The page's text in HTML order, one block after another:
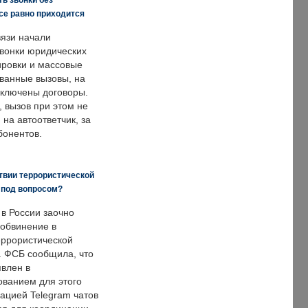
равно приходится
начали
юридических
и массовые
вызовы, на
договоры.
вызов при этом не
автоответчик, за
террористической
вопросом?
России заочно
в
ФСБ сообщила, что
в
для этого
Telegram чатов